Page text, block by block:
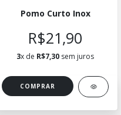
Pomo Curto Inox
R$21,90
3x de R$7,30 sem juros